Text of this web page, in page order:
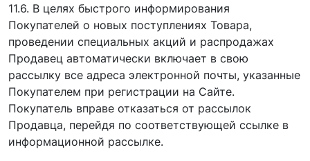
11.6. В целях быстрого информирования
Покупателей о новых поступлениях Товара,
проведении специальных акций и распродажах
Продавец автоматически включает в свою
рассылку все адреса электронной почты, указанные
Покупателем при регистрации на Сайте.
Покупатель вправе отказаться от рассылок
Продавца, перейдя по соответствующей ссылке в
информационной рассылке.